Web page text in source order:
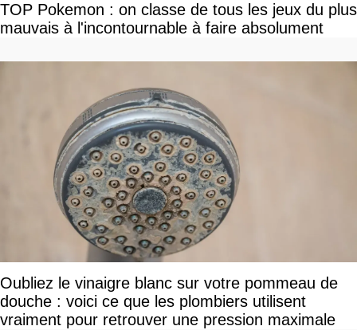
TOP Pokemon : on classe de tous les jeux du plus
mauvais à l'incontournable à faire absolument
Oubliez le vinaigre blanc sur votre pommeau de
douche : voici ce que les plombiers utilisent
vraiment pour retrouver une pression maximale